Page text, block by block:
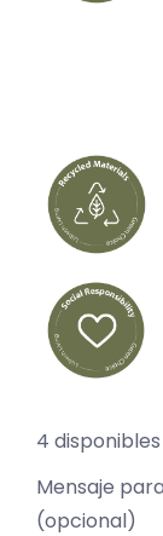
4 disponibles
Mensaje
(opcional)